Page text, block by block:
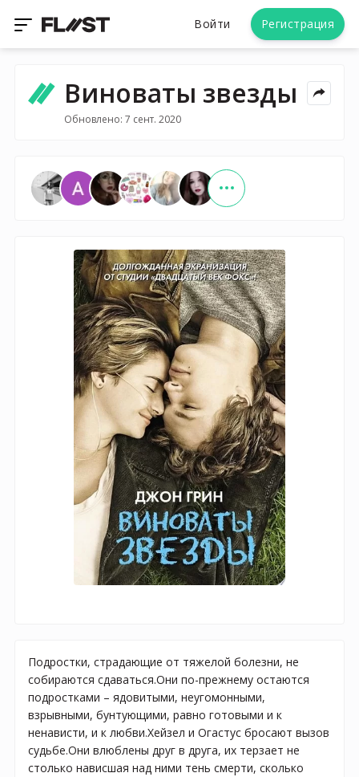
Войти Регистрация
Виноваты звезды
Обновлено: 7 сент. 2020
Подростки, страдающие от тяжелой болезни, не
собираются сдаваться.Они по-прежнему остаются
подростками – ядовитыми, неугомонными,
взрывными, бунтующими, равно готовыми и к
ненависти, и к любви.Хейзел и Огастус бросают вызов
судьбе.Они влюблены друг в друга, их терзает не
столько нависшая над ними тень смерти, сколько